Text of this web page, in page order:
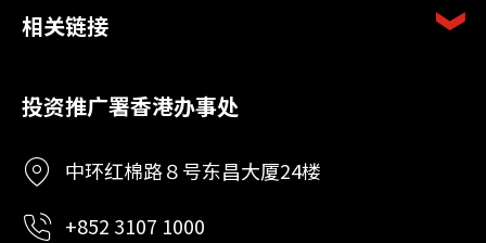
相关链接
投资推广署香港办事处
中环红棉路８号东昌大厦24楼
+852 3107 1000